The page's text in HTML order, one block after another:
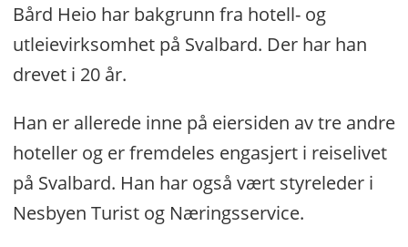
Bård Heio har bakgrunn fra hotell- og
utleievirksomhet på Svalbard. Der har han
drevet i 20 år.
Han er allerede inne på eiersiden av tre andre
hoteller og er fremdeles engasjert i reiselivet
på Svalbard. Han har også vært styreleder i
Nesbyen Turist og Næringsservice.